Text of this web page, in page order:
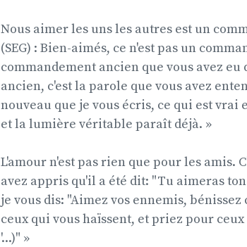
Nous aimer les uns les autres est un
(SEG) : Bien-aimés, ce n'est pas un
commandement ancien que vous avez
ancien, c'est la parole que vous avez
nouveau que je vous écris, ce qui est vrai
et la lumière véritable paraît déjà. »
L'amour n'est pas rien que pour les amis.
avez appris qu'il a été dit: "Tu aimeras
je vous dis: "Aimez vos ennemis,
ceux qui vous haïssent, et priez pour
'...)" »